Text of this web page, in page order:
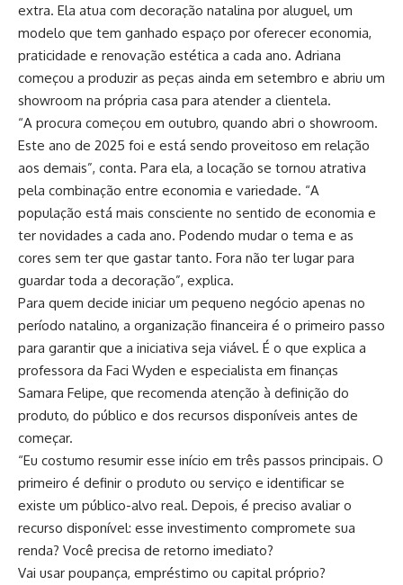
extra. Ela atua com decoração natalina por aluguel, um
modelo que tem ganhado espaço por oferecer economia,
praticidade e renovação estética a cada ano. Adriana
começou a produzir as peças ainda em setembro e abriu um
showroom na própria casa para atender a clientela.
“A procura começou em outubro, quando abri o showroom.
Este ano de 2025 foi e está sendo proveitoso em relação
aos demais”, conta. Para ela, a locação se tornou atrativa
pela combinação entre economia e variedade. “A
população está mais consciente no sentido de economia e
ter novidades a cada ano. Podendo mudar o tema e as
cores sem ter que gastar tanto. Fora não ter lugar para
guardar toda a decoração”, explica.
Para quem decide iniciar um pequeno negócio apenas no
período natalino, a organização financeira é o primeiro passo
para garantir que a iniciativa seja viável. É o que explica a
professora da Faci Wyden e especialista em finanças
Samara Felipe, que recomenda atenção à definição do
produto, do público e dos recursos disponíveis antes de
começar.
“Eu costumo resumir esse início em três passos principais. O
primeiro é definir o produto ou serviço e identificar se
existe um público-alvo real. Depois, é preciso avaliar o
recurso disponível: esse investimento compromete sua
renda? Você precisa de retorno imediato?
Vai usar poupança, empréstimo ou capital próprio?